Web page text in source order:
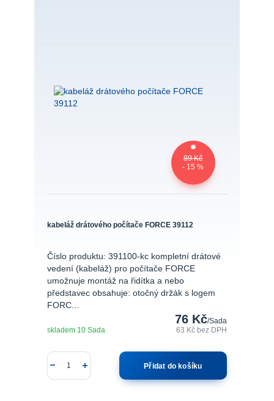
89 Kč
- 15 %
kabeláž drátového počítače FORCE 39112
Číslo produktu: 391100-kc kompletní drátové
vedení (kabeláž) pro počítače FORCE
umožnuje montáž na řidítka a nebo
představec obsahuje: otočný držák s logem
FORC...
76 Kč/Sada
63 Kčbez DPH
skladem 10 Sada
Přidat do košíku